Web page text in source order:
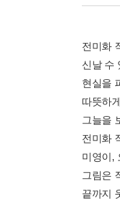
전미화
신날 수
현실을
따뜻하
그늘을
전미화
미영이,
그림은
끝까지